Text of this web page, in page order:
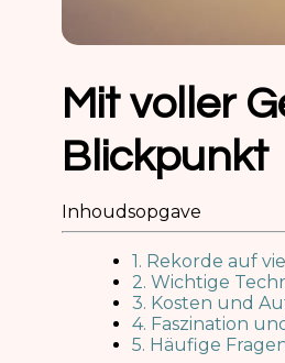
Mit voller
Blickpunkt
Inhoudsopgave
1. Rekorde auf
2. Wichtige
3. Kosten und
4. Faszination
5. Häufige